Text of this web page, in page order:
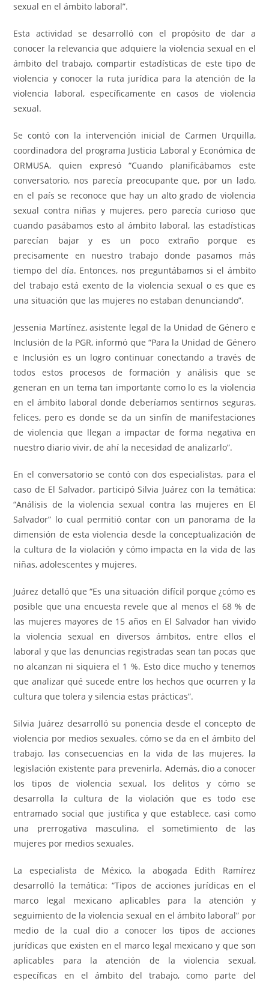
sexual en el ámbito laboral”.
Esta actividad se desarrolló con el propósito de dar a
conocer la relevancia que adquiere la violencia sexual en el
ámbito del trabajo, compartir estadísticas de este tipo de
violencia y conocer la ruta jurídica para la atención de la
violencia laboral, específicamente en casos de violencia
sexual.
Se contó con la intervención inicial de Carmen Urquilla,
coordinadora del programa Justicia Laboral y Económica de
ORMUSA, quien expresó “Cuando planificábamos este
conversatorio, nos parecía preocupante que, por un lado,
en el país se reconoce que hay un alto grado de violencia
sexual contra niñas y mujeres, pero parecía curioso que
cuando pasábamos esto al ámbito laboral, las estadísticas
parecían bajar y es un poco extraño porque es
precisamente en nuestro trabajo donde pasamos más
tiempo del día. Entonces, nos preguntábamos si el ámbito
del trabajo está exento de la violencia sexual o es que es
una situación que las mujeres no estaban denunciando”.
Jessenia Martínez, asistente legal de la Unidad de Género e
Inclusión de la PGR, informó que “Para la Unidad de Género
e Inclusión es un logro continuar conectando a través de
todos estos procesos de formación y análisis que se
generan en un tema tan importante como lo es la violencia
en el ámbito laboral donde deberíamos sentirnos seguras,
felices, pero es donde se da un sinfín de manifestaciones
de violencia que llegan a impactar de forma negativa en
nuestro diario vivir, de ahí la necesidad de analizarlo”.
En el conversatorio se contó con dos especialistas, para el
caso de El Salvador, participó Silvia Juárez con la temática:
“Análisis de la violencia sexual contra las mujeres en El
Salvador” lo cual permitió contar con un panorama de la
dimensión de esta violencia desde la conceptualización de
la cultura de la violación y cómo impacta en la vida de las
niñas, adolescentes y mujeres.
Juárez detalló que “Es una situación difícil porque ¿cómo es
posible que una encuesta revele que al menos el 68 % de
las mujeres mayores de 15 años en El Salvador han vivido
la violencia sexual en diversos ámbitos, entre ellos el
laboral y que las denuncias registradas sean tan pocas que
no alcanzan ni siquiera el 1 %. Esto dice mucho y tenemos
que analizar qué sucede entre los hechos que ocurren y la
cultura que tolera y silencia estas prácticas”.
Silvia Juárez desarrolló su ponencia desde el concepto de
violencia por medios sexuales, cómo se da en el ámbito del
trabajo, las consecuencias en la vida de las mujeres, la
legislación existente para prevenirla. Además, dio a conocer
los tipos de violencia sexual, los delitos y cómo se
desarrolla la cultura de la violación que es todo ese
entramado social que justifica y que establece, casi como
una prerrogativa masculina, el sometimiento de las
mujeres por medios sexuales.
La especialista de México, la abogada Edith Ramírez
desarrolló la temática: “Tipos de acciones jurídicas en el
marco legal mexicano aplicables para la atención y
seguimiento de la violencia sexual en el ámbito laboral” por
medio de la cual dio a conocer los tipos de acciones
jurídicas que existen en el marco legal mexicano y que son
aplicables para la atención de la violencia sexual,
específicas en el ámbito del trabajo, como parte del